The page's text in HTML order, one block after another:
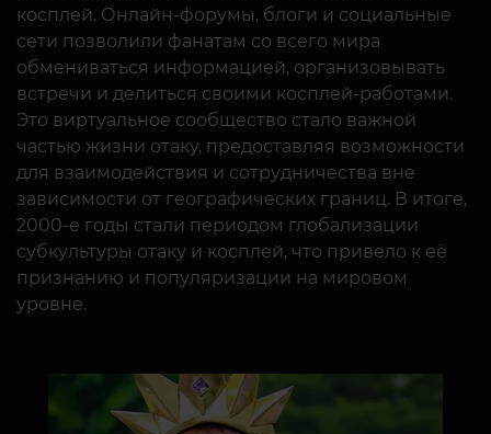
косплей. Онлайн-форумы, блоги и социальные
сети позволили фанатам со всего мира
обмениваться информацией, организовывать
встречи и делиться своими косплей-работами.
Это виртуальное сообщество стало важной
частью жизни отаку, предоставляя возможности
для взаимодействия и сотрудничества вне
зависимости от географических границ. В итоге,
2000-е годы стали периодом глобализации
субкультуры отаку и косплей, что привело к её
признанию и популяризации на мировом
уровне.